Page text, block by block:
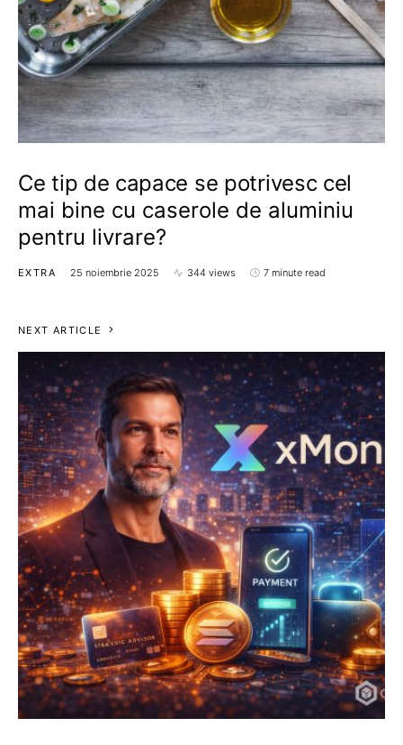
Ce tip de capace se potrivesc cel
mai bine cu caserole de aluminiu
pentru livrare?
EXTRA 25 noiembrie 2025 344 views 7 minute read
NEXT ARTICLE